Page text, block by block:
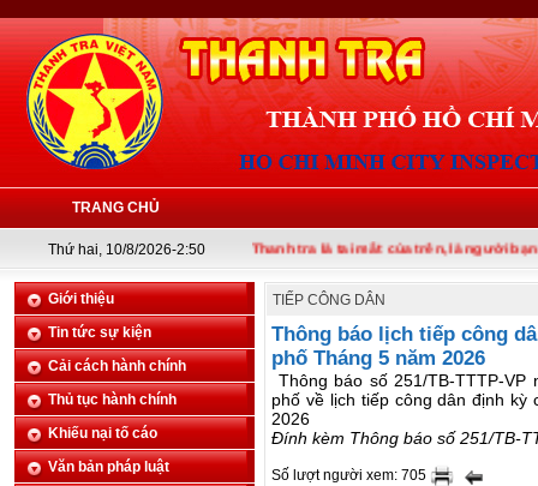
TRANG CHỦ
Thứ hai, 10/8/2026-2:50 Thanh tra là tai mắt của trên, là người bạn của
Giới thiệu
Tin tức sự kiện
Cải cách hành chính
Thủ tục hành chính
Khiếu nại tố cáo
Văn bản pháp luật
TIẾP CÔNG DÂN
Thông báo lịch tiếp công
phố Tháng 5 năm 2026
Thông báo số 251/TB-TTTP-
phố về lịch tiếp công dân định
2026
Đính kèm Thông báo số 251/TB-
Số lượt người xem: 705